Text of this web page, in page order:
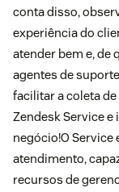
conta disso,
experiência do
atender bem e, de
agentes de
facilitar a coleta
Zendesk Service
negócio!O Service
atendimento,
recursos de